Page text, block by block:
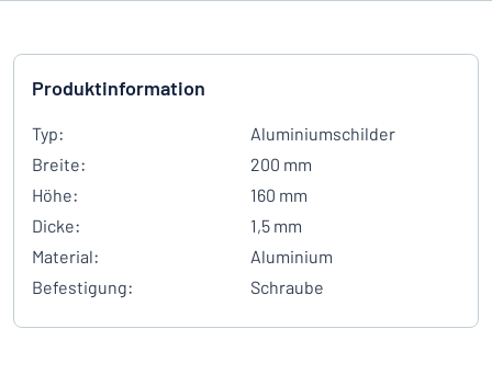
Produktinformation
Typ:
Aluminiumschilder
Breite:
200 mm
Höhe:
160 mm
Dicke:
1,5 mm
Material:
Aluminium
Befestigung:
Schraube